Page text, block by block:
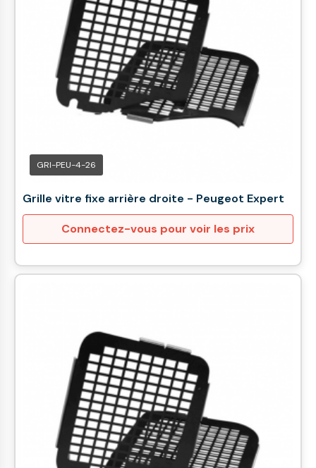
GRI-PEU-4-26
Grille vitre fixe arrière droite - Peugeot Expert
Connectez-vous pour voir les prix